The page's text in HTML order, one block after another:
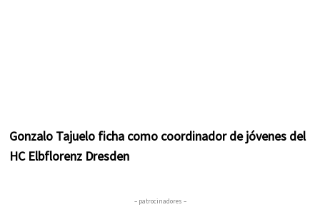
Gonzalo Tajuelo ficha como coordinador de jóvenes del
HC Elbflorenz Dresden
– patrocinadores –